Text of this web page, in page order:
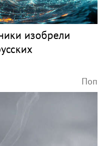
изобрели
Поп